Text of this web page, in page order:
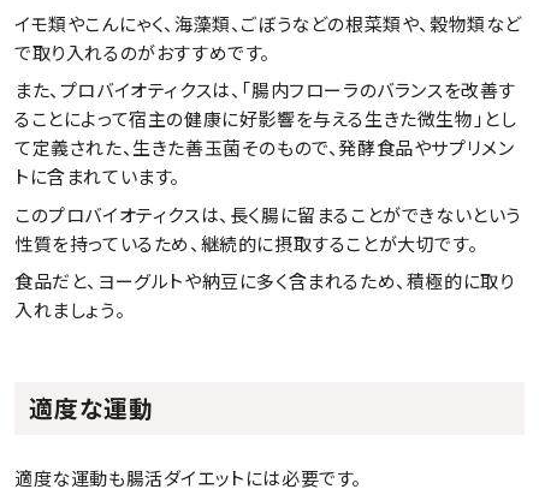
イモ類やこんにゃく、海藻類、ごぼうなどの根菜類や、穀物類など
で取り入れるのがおすすめです。
また、プロバイオティクスは、「腸内フローラのバランスを改善す
ることによって宿主の健康に好影響を与える生きた微生物」とし
て定義された、生きた善玉菌そのもので、発酵食品やサプリメン
トに含まれています。
このプロバイオティクスは、長く腸に留まることができないという
性質を持っているため、継続的に摂取することが大切です。
食品だと、ヨーグルトや納豆に多く含まれるため、積極的に取り
入れましょう。
適度な運動
適度な運動も腸活ダイエットには必要です。